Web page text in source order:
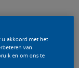
u akkoord met het
van
en om ons te